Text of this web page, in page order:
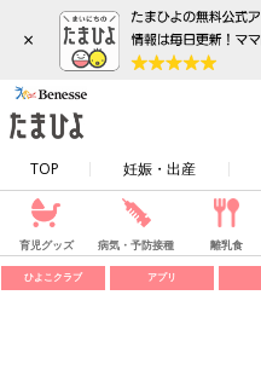
×
TOP 妊娠・出産
育児グッズ 病気・予防接種 離乳食
ひよこクラブ アプリ